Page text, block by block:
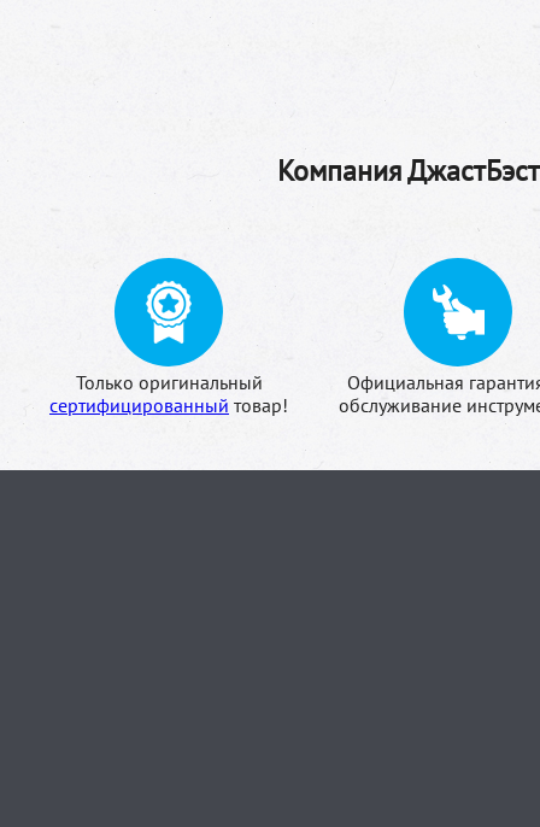
Компания
Только оригинальный
сертифицированный товар!
Официальная
обслуживание